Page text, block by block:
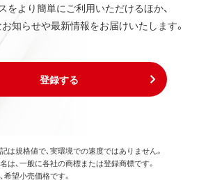
をより簡単にご利用いただけるほか、
知らせや最新情報をお届けいたします。
登録する
規格値で、実環境での速度ではありません。
、一般に各社の商標または登録商標です。
望小売価格です。